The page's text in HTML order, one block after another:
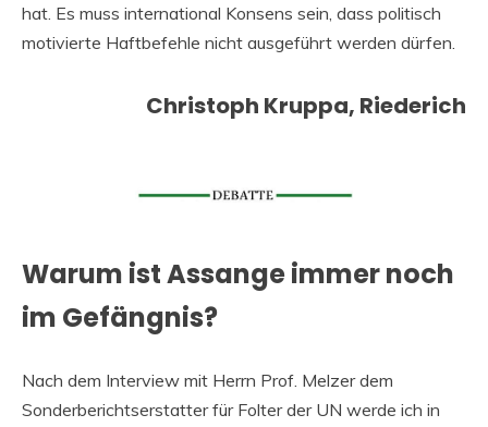
hat. Es muss international Konsens sein, dass politisch
motivierte Haftbefehle nicht ausgeführt werden dürfen.
Christoph Kruppa, Riederich
Warum ist Assange immer noch
im Gefängnis?
Nach dem Interview mit Herrn Prof. Melzer dem
Sonderberichtserstatter für Folter der UN werde ich in